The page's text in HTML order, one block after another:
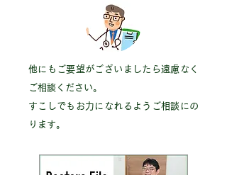
他にもご要望がございましたら遠慮なく
ご相談ください。
すこしでもお力になれるようご相談にの
ります。